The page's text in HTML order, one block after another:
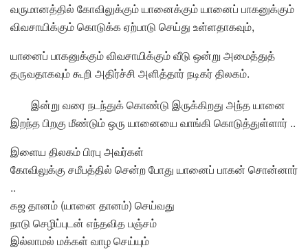
வருமானத்தில் கோவிலுக்கும் யானைக்கும் யானைப் பாகனுக்கும்
விவசாயிக்கும் கொடுக்க ஏற்பாடு செய்து உள்ளதாகவும்,
யானைப் பாகனுக்கும் விவசாயிக்கும் வீடு ஒன்று அமைத்துத்
தருவதாகவும் கூறி அதிர்ச்சி அளித்தார் நடிகர் திலகம்.
இன்று வரை நடந்துக் கொண்டு இருக்கிறது அந்த யானை
இறந்த பிறகு மீண்டும் ஒரு யானையை வாங்கி கொடுத்துள்ளார் ..
இளைய திலகம் பிரபு அவர்கள்
கோவிலுக்கு சமீபத்தில் சென்ற போது யானைப் பாகன் சொன்னார்
..
கஜ தானம் (யானை தானம்) செய்வது
நாடு செழிப்புடன் எந்தவித பஞ்சம்
இல்லாமல் மக்கள் வாழ செய்யும்